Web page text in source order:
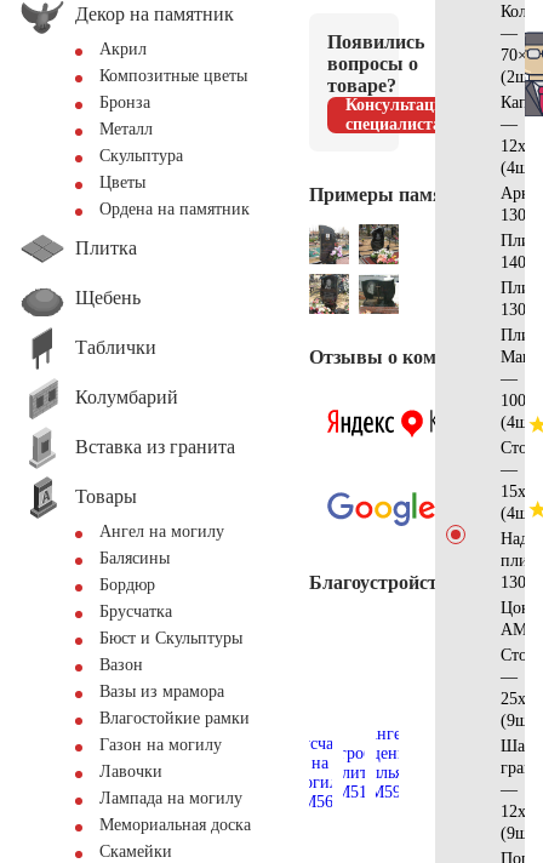
Декор на памятник
Акрил
Композитные цветы
Бронза
Металл
Скульптура
Цветы
Ордена на памятник
Плитка
Щебень
Таблички
Колумбарий
Вставка из гранита
Товары
Ангел на могилу
Балясины
Бордюр
Брусчатка
Бюст и Скульптуры
Вазон
Вазы из мрамора
Влагостойкие рамки
Газон на могилу
Лавочки
Лампада на могилу
Мемориальная доска
Скамейки
Появились
вопросы о
товаре?
Консультация
специалиста
Примеры памятников
Отзывы о компании
Благоустройство
—
(2шт)
—
(4шт)
—
(4шт)
—
(4шт)
—
(9шт)
Шар
—
(9шт)